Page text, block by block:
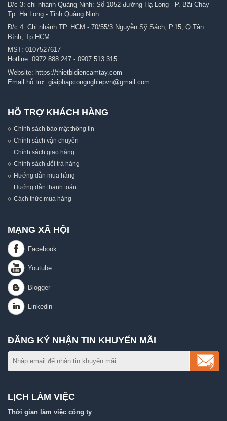
Đ/c 3: chi nhánh Quảng Ninh: Số 1052 đường Hạ Long - P. Bãi Cháy -
Tp. Hạ Long - Tỉnh Quảng Ninh
Đ/c 4: Chi nhánh TP. HCM - 70/55/3 Nguyễn Sỹ Sách, P.15, Q.Tân
Bình, Tp.HCM
MST: 0107527617
Hotline: 0972.888.247 - 0907.513.315
Website: https://thietbidiencamtay.com
Email hỗ trợ: giaiphapcongnghiepvn@gmail.com
HỖ TRỢ KHÁCH HÀNG
Chính sách bảo mật thông tin
Chính sách vận chuyển
Chính sách giao hàng
Chính sách đổi trả hàng
Hướng dẫn mua hàng
Hướng dẫn thanh toán
Cách thức mua hàng
MẠNG XÃ HỘI
ĐĂNG KÝ NHẬN TIN KHUYẾN MÃI
LỊCH LÀM VIỆC
Thời gian làm việc công ty